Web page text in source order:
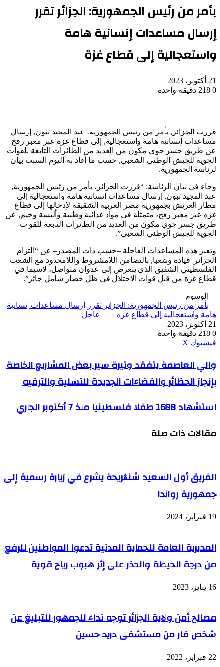
بأمر من رئيس الجمهورية: الجزائر تقرر
إرسال مساعدات إنسانية هامة
واستعجالية إلى قطاع غزة
21 أكتوبر، 2023
0
دقيقة واحدة
قررت الجزائر, بأمر من رئيس الجمهورية، عبد المجيد تبون, إرسال
مساعدات إنسانية هامة واستعجالية, إلى قطاع غزة عبر معبر رفح
عن طريق جسر جوي مكون من العديد من الطائرات التابعة للقوات
الجوية للجيش الوطني الشعبي, حسب ما أفاد به اليوم السبت بيان
لرئاسة الجمهورية.
وجاء في بيان الرئاسة: “قررت الجزائر، بأمر من رئيس الجمهورية,
عبد المجيد تبون, إرسال مساعدات إنسانية هامة واستعجالية إلى
مطار العريش بجمهورية مصر العربية الشقيقة لإدخالها إلى قطاع
غزة عبر معبر رفح، متمثلة في مواد غذائية وطبية وألبسة وخيم, عن
طريق جسر جوي مكون من العديد من الطائرات التابعة للقوات
الجوية للجيش الوطني الشعبي”.
وتعبر هذه المساعدات العاجلة –حسب ذات المصدر– عن “التزام
الجزائر, قيادة وشعبا, بالتضامن اللامشروط واللامحدود مع الشعب
الفلسطيني الشقيق الذي يتعرض إلى عدوان متواصل، لاسيما في
قطاع غزة من قبل قوات الاحتلال في ظل حصار شامل جائر”.
الوسوم
بأمر من رئيس الجمهورية: الجزائر تقرر إرسال مساعدات إنسانية
هامة واستعجالية إلى قطاع غزة
عاجل
21 أكتوبر، 2023
0
دقيقة واحدة
فيسبوك ‫X
والي
العاصمة
يتفقد
وتيرة
بعض
بإنجاز
للتسلية
والترفيه
والي العاصمة يتفقد وتيرة سير بعض المشاريع الخاصة
بإنجاز الحظائر والفضاءات الجديدة للتسلية والترفيه
استشهاد
1688
فلسطينيا
استشهاد 1688 طفلا فلسطينيا منذ 7 أكتوبر الجاري
مقالات ذات صلة
الفريق أول السعيد شنڨريحة يشرع في زيارة رسمية إلى
جمهورية رواندا
19 فبراير، 2024
المديرية العامة للحماية المدنية تدعوا المواطنين للرفع
من درجة الحيطة والحذر على إثر هبوب رياح قوية
16 يناير، 2023
مصالح أمن ولاية الجزائر توجه نداء للجمهور للتبليغ عن
شخص فار من مستشفى دريد حسين
22 فبراير، 2022